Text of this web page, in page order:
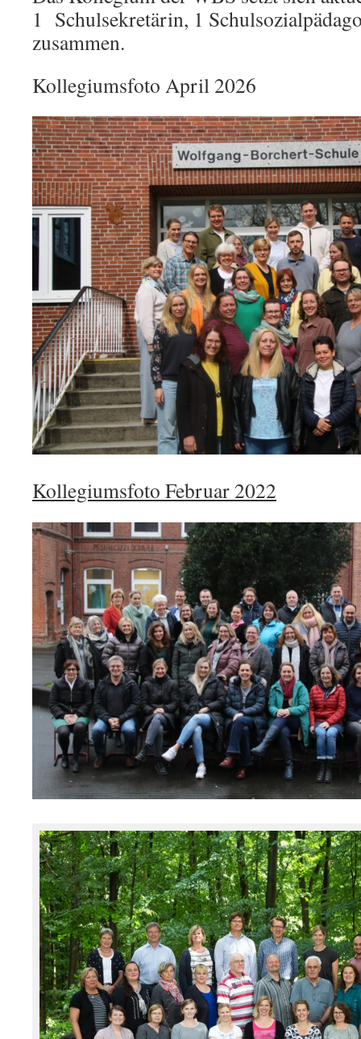
1 Schulsekretärin, 1
zusammen.
Kollegiumsfoto April 2026
Kollegiumsfoto Februar 2022